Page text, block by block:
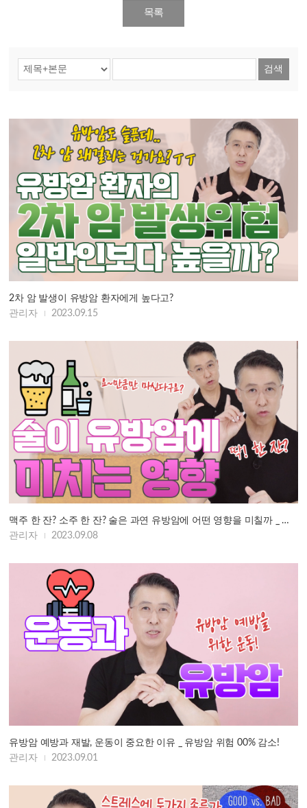
목록
검색
2차 암 발생이 유방암 환자에게 높다고?
관리자
2023.09.15
맥주 한 잔? 소주 한 잔? 술은 과연 유방암에 어떤 영향을 미칠까 _ 과도…
관리자
2023.09.08
유방암 예방과 재발, 운동이 중요한 이유 _ 유방암 위험 00% 감소!
관리자
2023.09.01